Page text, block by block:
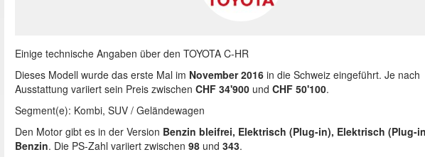
Einige technische Angaben über den TOYOTA C-HR
Dieses Modell wurde das erste Mal im November 2016 in die Schweiz eingeführt. Je nach
Ausstattung variiert sein Preis zwischen CHF 34'900 und CHF 50'100.
Segment(e): Kombi, SUV / Geländewagen
Den Motor gibt es in der Version Benzin bleifrei, Elektrisch (Plug-in), Elektrisch (Plug-
Benzin. Die PS-Zahl variiert zwischen 98 und 343.